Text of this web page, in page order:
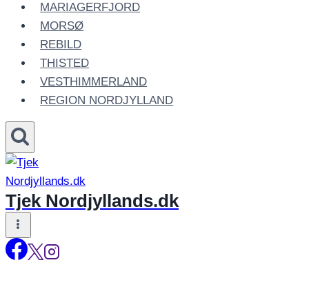
MARIAGERFJORD
MORSØ
REBILD
THISTED
VESTHIMMERLAND
REGION NORDJYLLAND
Tjek Nordjyllands.dk